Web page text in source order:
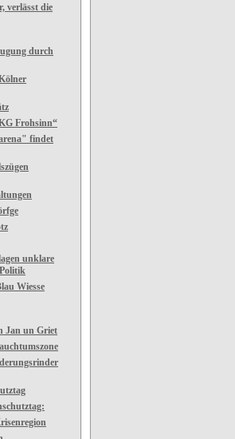
verlässt die
durch
Frohsinn“
findet
unklare
Wiesse
Jan un Griet